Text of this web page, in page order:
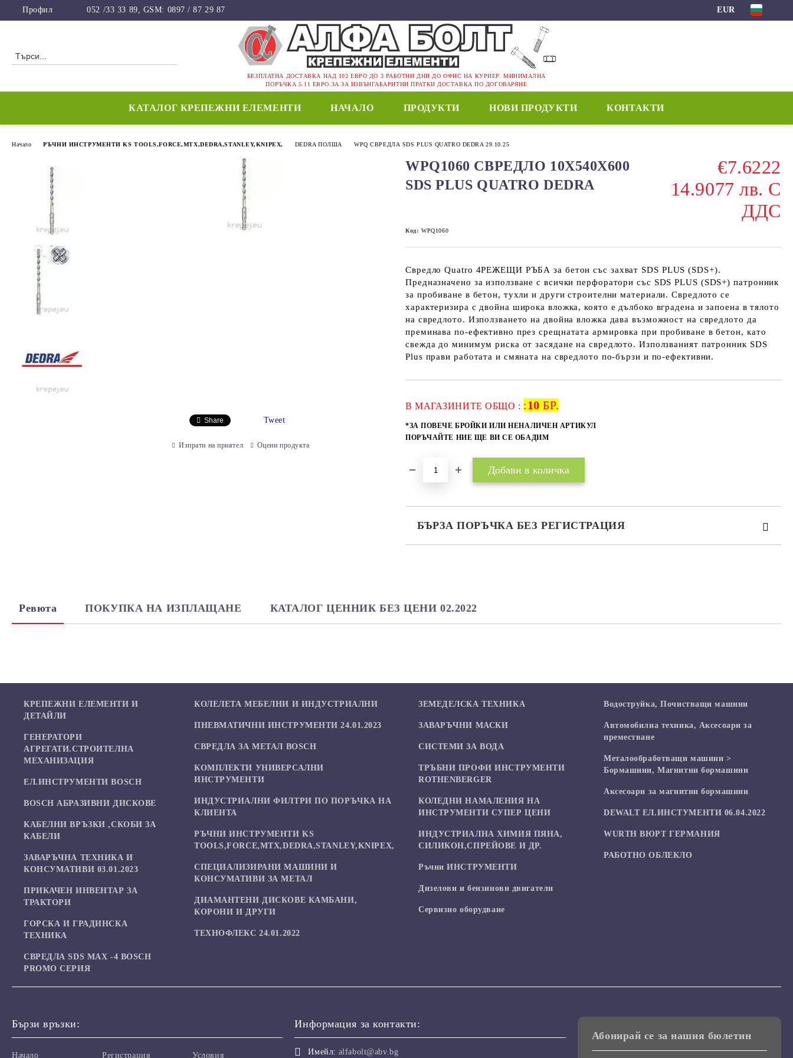
Профил 052 /33 33 89, GSM: 0897 / 87 29 87 EUR
БЕЗПЛАТНА ДОСТАВКА НАД 102 ЕВРО ДО 3 РАБОТНИ ДНИ ДО ОФИС НА КУРИЕР. МИНИМАЛНА
ПОРЪЧКА 5.11 ЕВРО.ЗА ЗА ИЗВЪНГАБАРИТНИ ПРАТКИ ДОСТАВКА ПО ДОГОВАРЯНЕ
КАТАЛОГ КРЕПЕЖНИ ЕЛЕМЕНТИ НАЧАЛО ПРОДУКТИ НОВИ ПРОДУКТИ КОНТАКТИ
Начало РЪЧНИ ИНСТРУМЕНТИ KS TOOLS,FORCE,MTX,DEDRA,STANLEY,KNIPEX, DEDRA ПОЛША WPQ СВРЕДЛА SDS PLUS QUATRO DEDRA 29.10.25
WPQ1060 СВРЕДЛО 10Х540X600
SDS PLUS QUATRO DEDRA
€7.6222
14.9077 лв. С
ДДС
Код: WPQ1060
Свредло Quatro 4РЕЖЕЩИ РЪБА за бетон със захват SDS PLUS (SDS+).
Предназначено за използване с всички перфоратори със SDS PLUS (SDS+) патронник
за пробиване в бетон, тухли и други строителни материали. Свредлото се
характеризира с двойна широка вложка, която е дълбоко вградена и запоена в тялото
на свредлото. Използването на двойна вложка дава възможност на свредлото да
преминава по-ефективно през срещнатата армировка при пробиване в бетон, като
свежда до минимум риска от засядане на свредлото. Използваният патронник SDS
Plus прави работата и смяната на свредлото по-бързи и по-ефективни.
В МАГАЗИНИТЕ ОБЩО : :10 БР.
*ЗА ПОВЕЧЕ БРОЙКИ ИЛИ НЕНАЛИЧЕН АРТИКУЛ
ПОРЪЧАЙТЕ НИЕ ЩЕ ВИ СЕ ОБАДИМ
БЪРЗА ПОРЪЧКА БЕЗ РЕГИСТРАЦИЯ
Share Tweet
Изпрати на приятел Оцени продукта
Ревюта ПОКУПКА НА ИЗПЛАЩАНЕ КАТАЛОГ ЦЕННИК БЕЗ ЦЕНИ 02.2022
КРЕПЕЖНИ ЕЛЕМЕНТИ И
ДЕТАЙЛИ
ГЕНЕРАТОРИ
АГРЕГАТИ.СТРОИТЕЛНА
МЕХАНИЗАЦИЯ
ЕЛ.ИНСТРУМЕНТИ BOSCH
BOSCH АБРАЗИВНИ ДИСКОВЕ
КАБЕЛНИ ВРЪЗКИ ,СКОБИ ЗА
КАБЕЛИ
ЗАВАРЪЧНА ТЕХНИКА И
КОНСУМАТИВИ 03.01.2023
ПРИКАЧЕН ИНВЕНТАР ЗА
ТРАКТОРИ
ГОРСКА И ГРАДИНСКА
ТЕХНИКА
СВРЕДЛА SDS MAX -4 BOSCH
PROMO СЕРИЯ
КОЛЕЛЕТА МЕБЕЛНИ И ИНДУСТРИАЛНИ
ПНЕВМАТИЧНИ ИНСТРУМЕНТИ 24.01.2023
СВРЕДЛА ЗА МЕТАЛ BOSCH
КОМПЛЕКТИ УНИВЕРСАЛНИ
ИНСТРУМЕНТИ
ИНДУСТРИАЛНИ ФИЛТРИ ПО ПОРЪЧКА НА
КЛИЕНТА
РЪЧНИ ИНСТРУМЕНТИ KS
TOOLS,FORCE,MTX,DEDRA,STANLEY,KNIPEX,
СПЕЦИАЛИЗИРАНИ МАШИНИ И
КОНСУМАТИВИ ЗА МЕТАЛ
ДИАМАНТЕНИ ДИСКОВЕ КАМБАНИ,
КОРОНИ И ДРУГИ
ТЕХНОФЛЕКС 24.01.2022
ЗЕМЕДЕЛСКА ТЕХНИКА
ЗАВАРЪЧНИ МАСКИ
СИСТЕМИ ЗА ВОДА
ТРЪБНИ ПРОФИ ИНСТРУМЕНТИ
ROTHENBERGER
КОЛЕДНИ НАМАЛЕНИЯ НА
ИНСТРУМЕНТИ СУПЕР ЦЕНИ
ИНДУСТРИАЛНА ХИМИЯ ПЯНА,
СИЛИКОН,СПРЕЙОВЕ И ДР.
Ръчни ИНСТРУМЕНТИ
Дизелови и бензинови двигатели
Сервизно оборудване
Водоструйка, Почистващи машини
Автомобилна техника, Аксесоари за
преместване
Mеталообработващи машини >
Бормашини, Магнитни бормашини
Аксесоари за магнитни бормашини
DEWALT ЕЛ.ИНСТУМЕНТИ 06.04.2022
WURTH ВЮРТ ГЕРМАНИЯ
РАБОТНО ОБЛЕКЛО
Бързи връзки:
Начало Регистрация Условия
Информация за контакти:
Имейл: alfabolt@abv.bg
Абонирай се за нашия бюлетин